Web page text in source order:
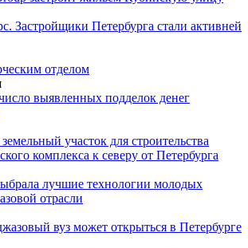
Застройщики Петербурга стали активней
отделом
выявленных подделок денег
участок для строительства
комплекса к северу от Петербурга
лучшие технологии молодых
отрасли
вуз может открыться в Петербурге